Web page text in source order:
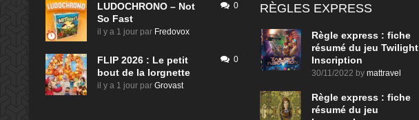
LUDOCHRONO – Not
So Fast
il y a 1 jour par Fredovox
0
FLIP 2026 : Le petit
bout de la lorgnette
il y a 1 jour par Grovast
0
RÈGLES EXPRESS
Règle express : fiche
résumé du jeu Twilight
Inscription
30/11/2022 by mattravel
Règle express : fiche
résumé du jeu